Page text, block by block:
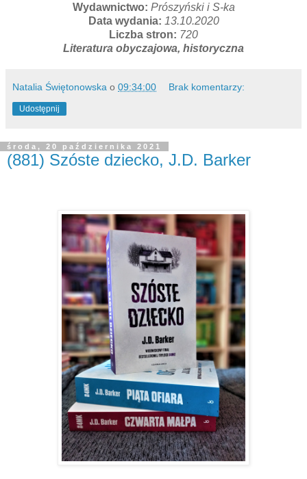
Wydawnictwo: Prószyński i S-ka
Data wydania: 13.10.2020
Liczba stron: 720
Literatura obyczajowa, historyczna
Natalia Świętonowska o 09:34:00 Brak komentarzy:
Udostępnij
środa, 20 października 2021
(881) Szóste dziecko, J.D. Barker